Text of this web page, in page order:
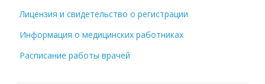
Лицензия и свидетельство о регистрации
Информация о медицинских работниках
Расписание работы врачей